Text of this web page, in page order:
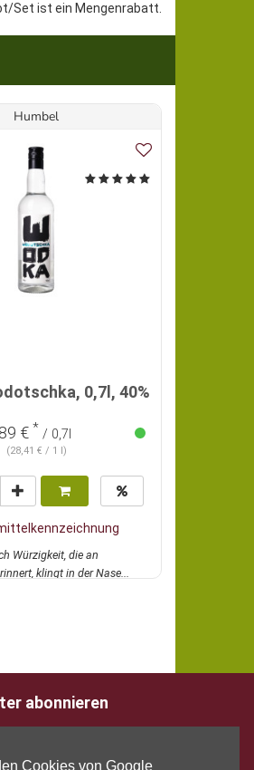
Cookies von Google
Set ist ein Mengenrabatt.
Humbel
0,7l, 40%
€ * / 0,7l
(28,41 € / 1 l)
Würzigkeit, die an
klingt in der Nase...
abonnieren
mit Gutscheincode